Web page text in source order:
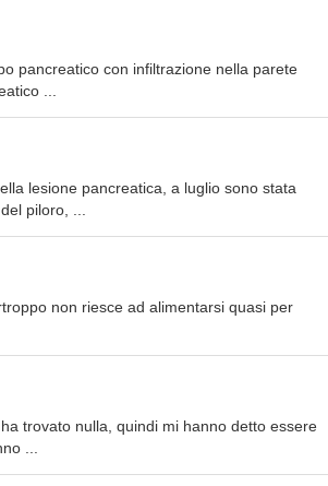
pancreatico con infiltrazione nella parete
...
lesione pancreatica, a luglio sono stata
piloro, ...
non riesce ad alimentarsi quasi per
trovato nulla, quindi mi hanno detto essere
...